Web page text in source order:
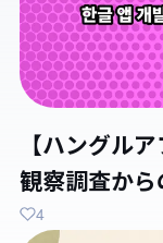
【ハングル
観察調査か
4